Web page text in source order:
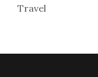
Travel